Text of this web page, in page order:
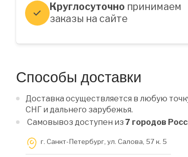
Круглосуточно принимаем
заказы на сайте
Способы доставки
Доставка осуществляется в любую
СНГ и дальнего зарубежья.
Самовывоз доступен из 7 городов
г. Санкт-Петербург, ул. Салова, 57 к. 5